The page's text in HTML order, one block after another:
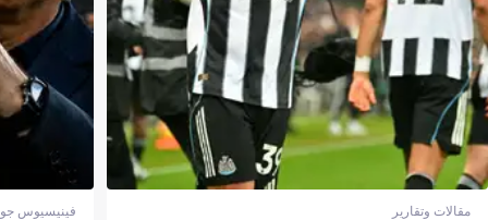
مقالات وتقارير فينيسيوس